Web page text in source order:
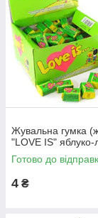
Жувальна гумка
"LOVE IS"
Готово до
4 ₴